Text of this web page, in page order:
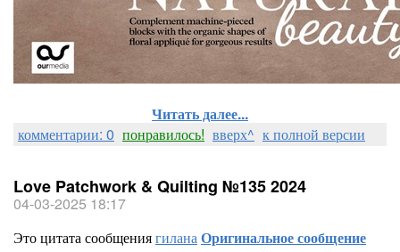
Читать далее...
комментарии: 0 понравилось! вверх^ к полной версии
Love Patchwork & Quilting №135 2024
04-03-2025 18:17
Это цитата сообщениягиланаОригинальное сообщение